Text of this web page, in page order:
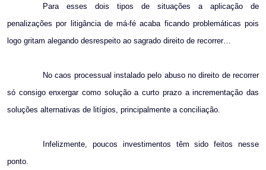
Para esses dois tipos de situações a aplicação de
penalizações por litigância de má-fé acaba ficando problemáticas pois
logo gritam alegando desrespeito ao sagrado direito de recorrer…
No caos processual instalado pelo abuso no direito de recorrer
só consigo enxergar como solução a curto prazo a incrementação das
soluções alternativas de litígios, principalmente a conciliação.
Infelizmente, poucos investimentos têm sido feitos nesse
ponto.